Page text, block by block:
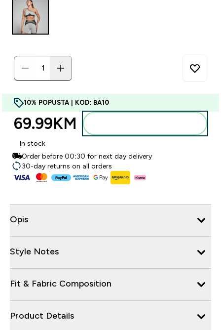
10% POPUSTA | KOD: BA10
69.99KM‎
In stock
Order before 00:30 for next day delivery
30-day returns on all orders
Opis
Style Notes
Fit & Fabric Composition
Product Details